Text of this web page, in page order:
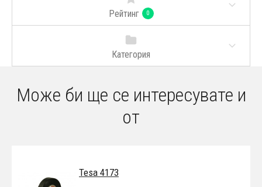
Рейтинг 0
Категория
Може би ще се интересувате и
от
Tesa 4173